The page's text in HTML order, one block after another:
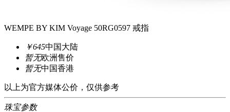
WEMPE BY KIM Voyage 50RG0597 戒指
￥645中国大陆
暂无欧洲售价
暂无中国香港
以上为官方媒体公价，仅供参考
珠宝参数